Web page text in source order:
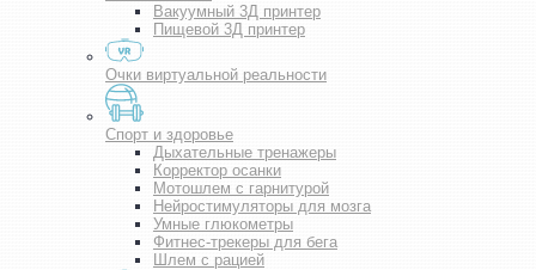
Вакуумный 3Д принтер
Пищевой 3Д принтер
Очки виртуальной реальности
Спорт и здоровье
Дыхательные тренажеры
Корректор осанки
Мотошлем с гарнитурой
Нейростимуляторы для мозга
Умные глюкометры
Фитнес-трекеры для бега
Шлем с рацией